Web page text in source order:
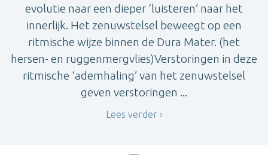
evolutie naar een dieper ‘luisteren’ naar het
innerlijk. Het zenuwstelsel beweegt op een
ritmische wijze binnen de Dura Mater. (het
hersen- en ruggenmergvlies)Verstoringen in deze
ritmische ‘ademhaling’ van het zenuwstelsel
geven verstoringen ...
Lees verder